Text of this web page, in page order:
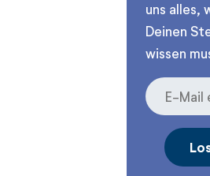
uns alles,
Deinen
wissen